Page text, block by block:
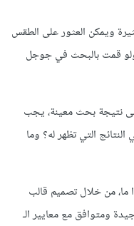
ويمكن العثور على الطقس
قمت بالبحث في جوجل
نتيجة بحث معينة، يجب
التي تظهر له؟ وما
من خلال تصميم قالب
ومتوافق مع معايير الـ